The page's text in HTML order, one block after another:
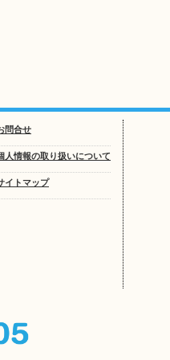
問合せ
人情報の取り扱いについて
イトマップ